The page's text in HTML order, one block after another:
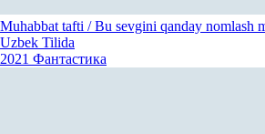
Muhabbat tafti / Bu sevgini qanday nomlash
Uzbek Tilida
2021 Фантастика